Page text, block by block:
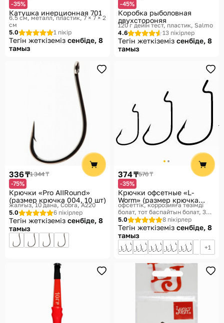
-35%
Катушка инерционная 701
6.5 см, металл, пластик, 7 × 7 × 2
см
5.0
1 пікір
Тегін жеткіземіз сенбіде, 8
тамыз
-45%
Коробка рыболовная
двухстороняя
120 г дейін тест, пластик Salmo
4.6
13 пікірлер
Тегін жеткіземіз сенбіде, 8
тамыз
336 ₸1 344 ₸
-75%
Крючки «Pro AIIRound»
(размер крючка 004, 10 шт)
жалғыз, 10 дана Cobra, A220
5.0
6 пікірлер
Тегін жеткіземіз сенбіде, 8
тамыз
374 ₸576 ₸
-35%
Крючки офсетные «L-
Worm» (размер крючка
002/0, 3 шт)
офсеттік, коррозияға төзімді
болат, тот баспайтын болат, 3
дана Cobra, 2312NSB
5.0 8 пікірлер
Тегін жеткіземіз сенбіде, 8
тамыз
1